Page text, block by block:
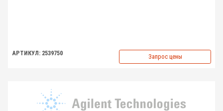
АРТИКУЛ: 2539750 Запрос цены